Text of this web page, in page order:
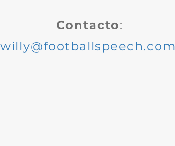
Contacto:
willy@footballspeech.com